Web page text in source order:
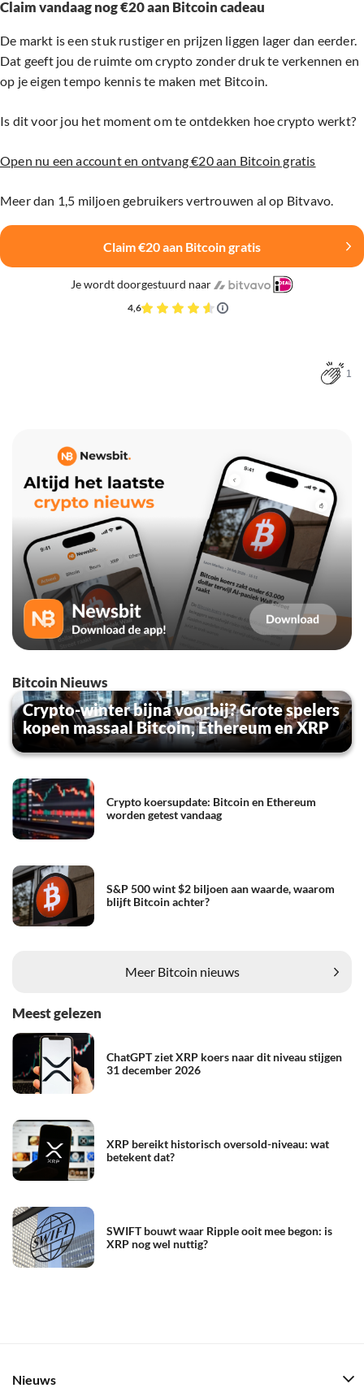
Claim vandaag nog €20 aan Bitcoin cadeau
De markt is een stuk rustiger en prijzen liggen lager dan eerder.
Dat geeft jou de ruimte om crypto zonder druk te verkennen en
op je eigen tempo kennis te maken met Bitcoin.
Is dit voor jou het moment om te ontdekken hoe crypto werkt?
Open nu een account en ontvang €20 aan Bitcoin gratis
Meer dan 1,5 miljoen gebruikers vertrouwen al op Bitvavo.
Claim €20 aan Bitcoin gratis
Je wordt doorgestuurd naar
4,6
1
Bitcoin Nieuws
Crypto-winter bijna voorbij? Grote spelers
kopen massaal Bitcoin, Ethereum en XRP
Crypto koersupdate: Bitcoin en Ethereum
worden getest vandaag
S&P 500 wint $2 biljoen aan waarde, waarom
blijft Bitcoin achter?
Meer Bitcoin nieuws
Meest gelezen
ChatGPT ziet XRP koers naar dit niveau stijgen
31 december 2026
XRP bereikt historisch oversold-niveau: wat
betekent dat?
SWIFT bouwt waar Ripple ooit mee begon: is
XRP nog wel nuttig?
Nieuws